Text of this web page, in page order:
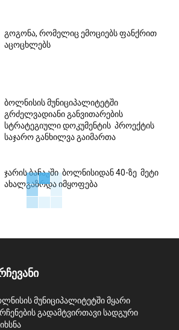
გოგონა, რომელიც ემოციებს ფანქრით
აცოცხლებს
ბოლნისის მუნიციპალიტეტში
გრძელვადიანი განვითარების
სტრატეგიული დოკუმენტის პროექტის
საჯარო განხილვა გაიმართა
ჯარის ბანაკში ბოლნისიდან 40-ზე მეტი
ახალგაზრდა იმყოფება
მუნიციპალიტეტში მყარი
გადამტვირთავი სადგური